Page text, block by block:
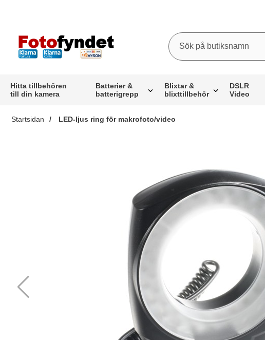
Startsidan för butiksnamn
Sök
Sök på butiksnamn
Hitta tillbehören
till din kamera
Batterier &
batterigrepp
Blixtar &
blixttillbehör
DSLR
Video
Startsidan LED-ljus ring för makrofoto/video